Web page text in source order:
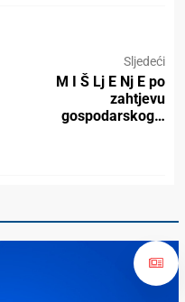
Sljedeći
M I Š Lj E Nj E po
zahtjevu
gospodarskog…